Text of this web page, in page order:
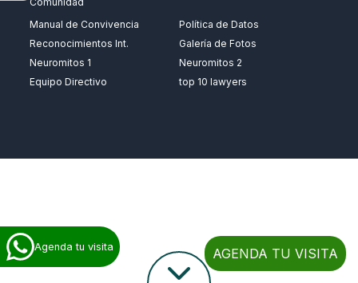
Agenda tu visita
Manual de Convivencia
Política de Datos
Reconocimientos Int.
Galería de Fotos
Neuromitos 1
Neuromitos 2
Equipo Directivo
top 10 lawyers
AGENDA TU VISITA